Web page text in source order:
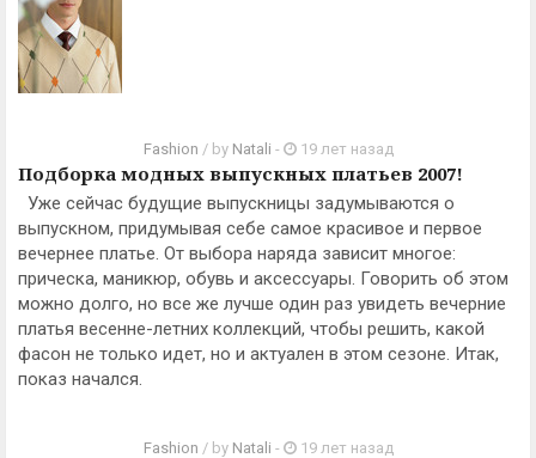
Fashion / by Natali - 19 лет назад
Подборка модных выпускных платьев 2007!
Уже сейчас будущие выпускницы задумываются о
выпускном, придумывая себе самое красивое и первое
вечернее платье. От выбора наряда зависит многое:
прическа, маникюр, обувь и аксессуары. Говорить об этом
можно долго, но все же лучше один раз увидеть вечерние
платья весенне-летних коллекций, чтобы решить, какой
фасон не только идет, но и актуален в этом сезоне. Итак,
показ начался.
Fashion / by Natali - 19 лет назад